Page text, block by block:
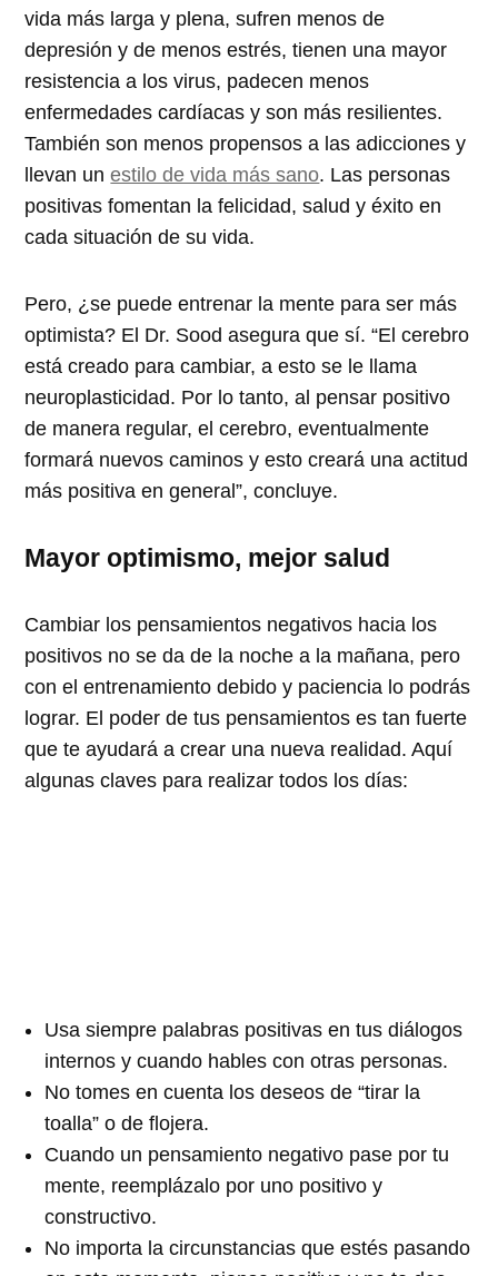
vida más larga y plena, sufren menos de
depresión y de menos estrés, tienen una mayor
resistencia a los virus, padecen menos
enfermedades cardíacas y son más resilientes.
También son menos propensos a las adicciones y
llevan unestilo de vida más sano. Las personas
positivas fomentan la felicidad, salud y éxito en
cada situación de su vida.
Pero, ¿se puede entrenar la mente para ser más
optimista? El Dr. Sood asegura que sí. “El cerebro
está creado para cambiar, a esto se le llama
neuroplasticidad. Por lo tanto, al pensar positivo
de manera regular, el cerebro, eventualmente
formará nuevos caminos y esto creará una actitud
más positiva en general”, concluye.
Mayor optimismo, mejor salud
Cambiar los pensamientos negativos hacia los
positivos no se da de la noche a la mañana, pero
con el entrenamiento debido y paciencia lo podrás
lograr. El poder de tus pensamientos es tan fuerte
que te ayudará a crear una nueva realidad. Aquí
algunas claves para realizar todos los días:
Usa siempre palabras positivas en tus diálogos
internos y cuando hables con otras personas.
No tomes en cuenta los deseos de “tirar la
toalla” o de flojera.
Cuando un pensamiento negativo pase por tu
mente, reemplázalo por uno positivo y
constructivo.
No importa la circunstancias que estés pasando